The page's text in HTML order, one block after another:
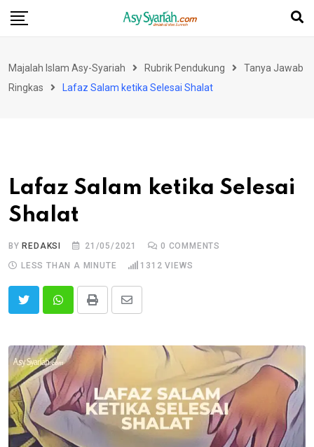
Skip
Majalah Islam Asy-Syariah Rubrik Pendukung
Tanya Jawab
Ringkas
Lafaz Salam ketika Selesai Shalat
Lafaz Salam ketika Selesai
Shalat
BYREDAKSI 21/05/2021 0 COMMENTS
LESS THAN A MINUTE
1312 VIEWS
Print
Share
Email